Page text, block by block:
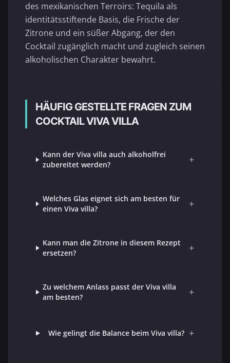
des mexikanischen Terroirs: Tequila als
identitätsstiftende Basis, die Frische der
Zitrone und ein süßer Abgang, der den
Cocktail zugänglich macht und zugleich seinen
alkoholischen Charakter bewahrt.
HÄUFIG GESTELLTE FRAGEN ZUM
COCKTAIL VIVA VILLA
Kann der Viva villa auch alkoholfrei
zubereitet werden?
+
Welches Glas eignet sich am besten für
einen Viva villa?
+
Kann man die Zitrone in diesem Rezept
ersetzen?
+
Zu welchem Anlass passt der Viva villa
am besten?
+
Wie gelingt die Balance beim Viva villa? +